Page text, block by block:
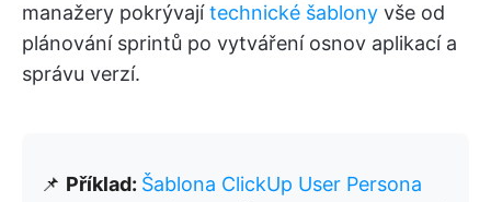
manažery pokrývajítechnické šablony vše od
plánování sprintů po vytváření osnov aplikací a
správu verzí.
📌 Příklad: Šablona ClickUp User Persona